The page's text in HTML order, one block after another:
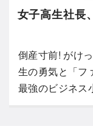
女子高生社長
倒産寸前! がけ
生の勇気と「フ
最強のビジネス